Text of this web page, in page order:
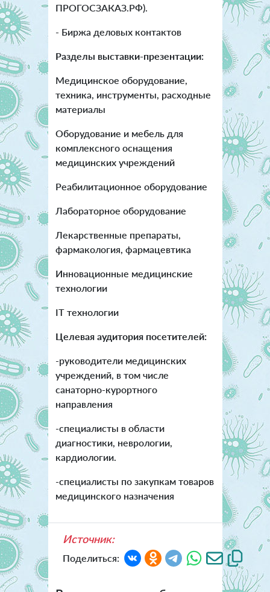
ПРОГОСЗАКАЗ.РФ).
- Биржа деловых контактов
Разделы выставки-презентации:
Медицинское оборудование,
техника, инструменты, расходные
материалы
Оборудование и мебель для
комплексного оснащения
медицинских учреждений
Реабилитационное оборудование
Лабораторное оборудование
Лекарственные препараты,
фармакология, фармацевтика
Инновационные медицинские
технологии
IT технологии
Целевая аудитория посетителей:
-руководители медицинских
учреждений, в том числе
санаторно-курортного
направления
-специалисты в области
диагностики, неврологии,
кардиологии.
-специалисты по закупкам товаров
медицинского назначения
Источник:
Поделиться: